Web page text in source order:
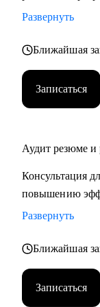
Развернуть
Ближайшая
Записаться
Аудит резюме
Консультация
повышению
Развернуть
Ближайшая
Записаться